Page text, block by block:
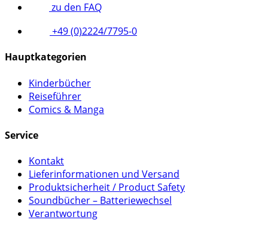
zu den FAQ
+49 (0)2224/7795-0
Hauptkategorien
Kinderbücher
Reiseführer
Comics & Manga
Service
Kontakt
Lieferinformationen und Versand
Produktsicherheit / Product Safety
Soundbücher – Batteriewechsel
Verantwortung